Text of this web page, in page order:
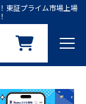
東証プライム市場上場